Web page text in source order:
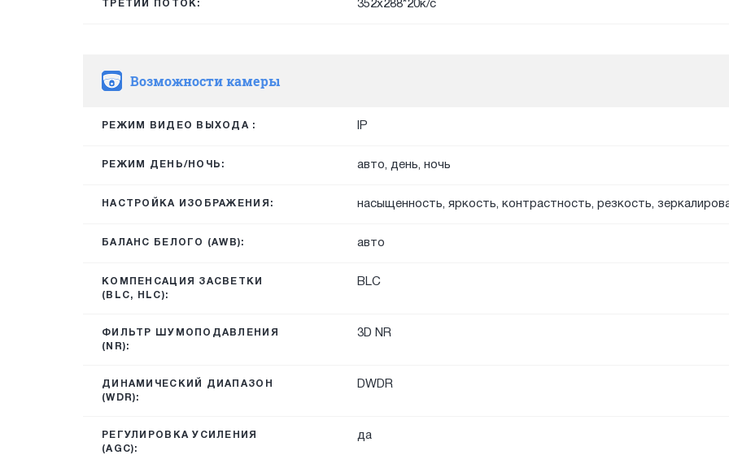
ТРЕТИЙ ПОТОК: 352х288*20к/с
Возможности камеры
РЕЖИМ ВИДЕО ВЫХОДА : IP
РЕЖИМ ДЕНЬ/НОЧЬ: авто, день, ночь
НАСТРОЙКА ИЗОБРАЖЕНИЯ: насыщенность, яркость, контрастность, резкость,
БАЛАНС БЕЛОГО (AWB): авто
КОМПЕНСАЦИЯ ЗАСВЕТКИ
(BLC, HLC):
BLC
ФИЛЬТР ШУМОПОДАВЛЕНИЯ
(NR):
3D NR
ДИНАМИЧЕСКИЙ ДИАПАЗОН
(WDR):
DWDR
РЕГУЛИРОВКА УСИЛЕНИЯ
(AGC):
да